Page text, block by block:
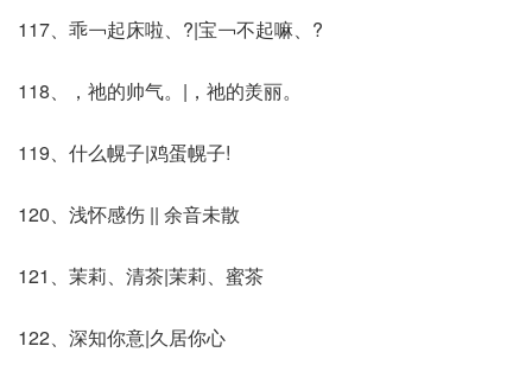
117、乖￢起床啦、?|宝￢不起嘛、?
118、，祂的帅气。|，祂的羙丽。
119、什么幌子|鸡蛋幌子!
120、浅怀感伤 || 余音未散
121、茉莉、清茶|茉莉、蜜茶
122、深知你意|久居你心